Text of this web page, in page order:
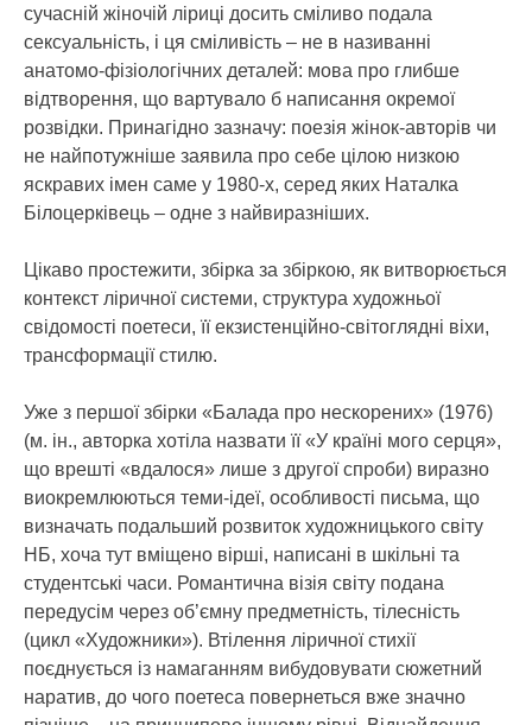
сучасній жіночій ліриці досить сміливо подала
сексуальність, і ця сміливість – не в називанні
анатомо-фізіологічних деталей: мова про глибше
відтворення, що вартувало б написання окремої
розвідки. Принагідно зазначу: поезія жінок-авторів чи
не найпотужніше заявила про себе цілою низкою
яскравих імен саме у 1980-х, серед яких Наталка
Білоцерківець – одне з найвиразніших.
Цікаво простежити, збірка за збіркою, як витворюється
контекст ліричної системи, структура художньої
свідомості поетеси, її екзистенційно-світоглядні віхи,
трансформації стилю.
Уже з першої збірки «Балада про нескорених» (1976)
(м. ін., авторка хотіла назвати її «У країні мого серця»,
що врешті «вдалося» лише з другої спроби) виразно
виокремлюються теми-ідеї, особливості письма, що
визначать подальший розвиток художницького світу
НБ, хоча тут вміщено вірші, написані в шкільні та
студентські часи. Романтична візія світу подана
передусім через об’ємну предметність, тілесність
(цикл «Художники»). Втілення ліричної стихії
поєднується із намаганням вибудовувати сюжетний
наратив, до чого поетеса повернеться вже значно